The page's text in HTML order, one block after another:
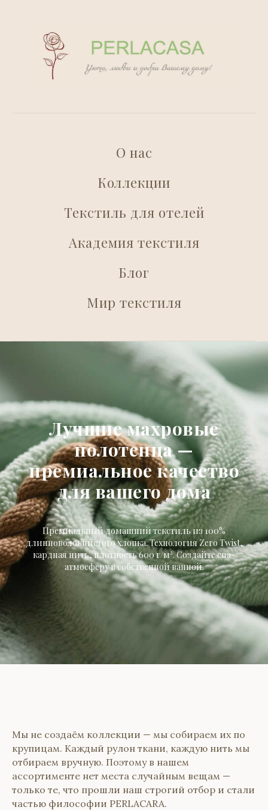
О нас
Коллекции
Текстиль для отелей
Академия текстиля
Блог
Мир текстиля
Лучшие махровые
полотенца —
премиальное качество
для вашего дома
Премиальный домашний текстиль из 100%
длинноволокнистого хлопка. Технология Zero Twist,
кардная нить, плотность 600 г/м². Создайте спа-
атмосферу в собственной ванной.
Мы не создаём коллекции — мы собираем их по
крупицам. Каждый рулон ткани, каждую нить мы
отбираем вручную. Поэтому в нашем
ассортименте нет места случайным вещам —
только те, что прошли наш строгий отбор и стали
частью философии PERLACARA.